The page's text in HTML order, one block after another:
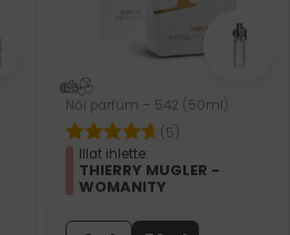
Női parfüm – 542 (50ml)
(5)
Illat ihlette:
THIERRY MUGLER -
WOMANITY